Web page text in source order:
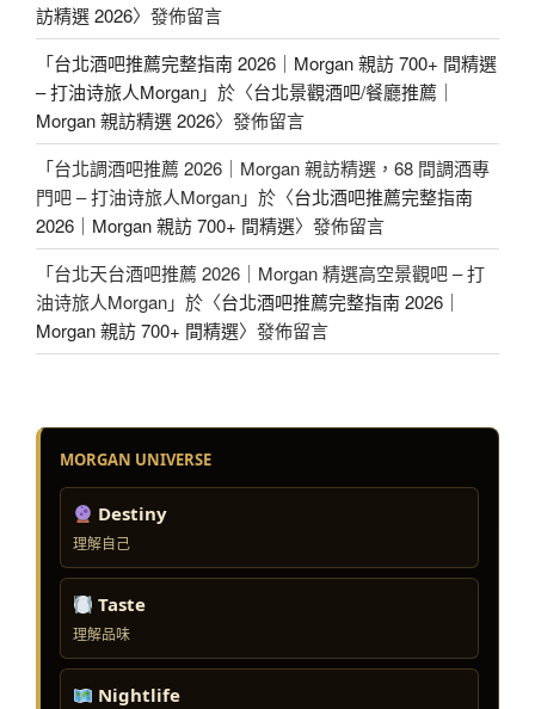
訪精選 2026〉發佈留言
「台北酒吧推薦完整指南 2026｜Morgan 親訪 700+ 間精選
– 打油诗旅人Morgan」於〈台北景觀酒吧/餐廳推薦｜
Morgan 親訪精選 2026〉發佈留言
「台北調酒吧推薦 2026｜Morgan 親訪精選，68 間調酒專
門吧 – 打油诗旅人Morgan」於〈台北酒吧推薦完整指南
2026｜Morgan 親訪 700+ 間精選〉發佈留言
「台北天台酒吧推薦 2026｜Morgan 精選高空景觀吧 – 打
油诗旅人Morgan」於〈台北酒吧推薦完整指南 2026｜
Morgan 親訪 700+ 間精選〉發佈留言
MORGAN UNIVERSE
Destiny
理解自己
Taste
理解品味
Nightlife